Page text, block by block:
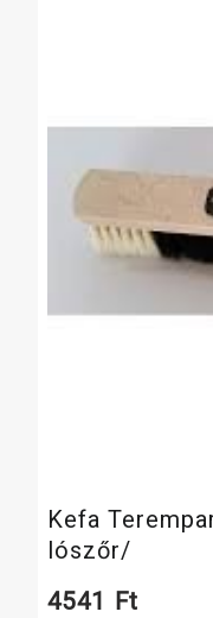
Kefa
lószőr/
4541 Ft